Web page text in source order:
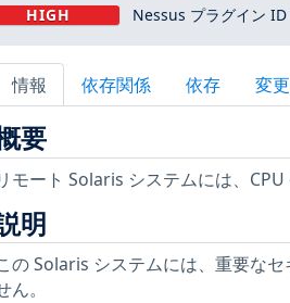
HIGH Nessus プラグイン
情報 依存関係 依存 変
要
モート Solaris システムには、
明
の Solaris システムには、重要な
ん。